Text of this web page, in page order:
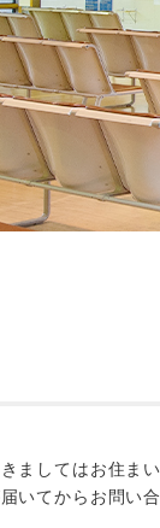
ましてはお住ま
いてからお問い